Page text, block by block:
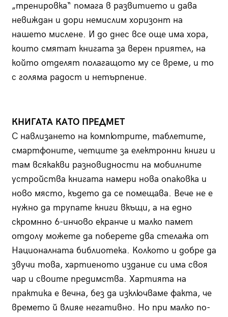
„тренировка“ помага в развитието и дава
невиждан и дори немислим хоризонт на
нашето мислене. И до днес все още има хора,
които смятат книгата за верен приятел, на
който отделят полагащото му се време, и то
с голяма радост и нетърпение.
КНИГАТА КАТО ПРЕДМЕТ
С навлизането на компютрите, таблетите,
смартфоните, четците за електронни книги и
там всякакви разновидности на мобилните
устройства книгата намери нова опаковка и
ново място, където да се помещава. Вече не е
нужно да трупате книги вкъщи, а на едно
скромнно 6-инчово екранче и малко памет
отдолу можете да поберете два стелажа от
Националната библиотека. Колкото и добре да
звучи това, хартиеното издание си има своя
чар и своите предимства. Хартията на
практика е вечна, без да изключваме факта, че
времето й влияе негативно. Но при малко по-